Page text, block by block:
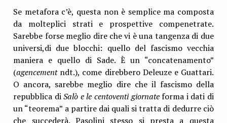
Se metafora c’è, questa non è semplice ma composta
da molteplici strati e prospettive compenetrate.
Sarebbe forse meglio dire che vi è una tangenza di due
universi,di due blocchi: quello del fascismo vecchia
maniera e quello di Sade. È un “concatenamento”
(agencementndt.), come direbbero Deleuze e Guattari.
O ancora, sarebbe meglio dire che il fascismo della
repubblica diSalò e le centoventi giornateforma i dati di
un “teorema” a partire dai quali si tratta di dedurre ciò
che succederà. Pasolini stesso si presta a questa